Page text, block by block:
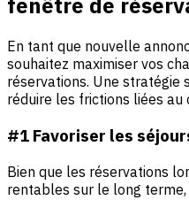
En tant que nouvelle
souhaitez maximiser vos
réservations. Une stratégie
réduire les frictions liées
#1 Favoriser les
Bien que les réservations
rentables sur le long